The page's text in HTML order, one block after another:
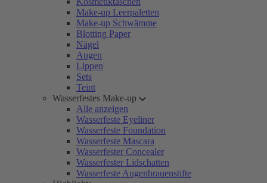
Make-up Leerpaletten
Make-up Schwämme
Blotting Paper
Nägel
Augen
Lippen
Sets
Teint
Wasserfestes Make-up
Alle anzeigen
Wasserfeste Eyeliner
Wasserfeste Foundation
Wasserfeste Mascara
Wasserfester Concealer
Wasserfester Lidschatten
Wasserfeste Augenbrauenstifte